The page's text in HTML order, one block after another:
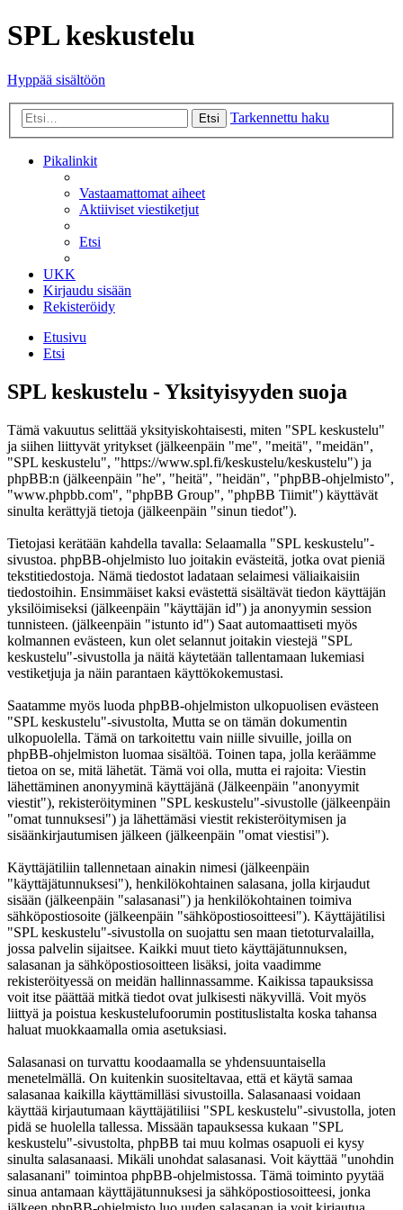
SPL keskustelu
Hyppää sisältöön
Etsi Tarkennettu haku
Pikalinkit
Vastaamattomat aiheet
Aktiiviset viestiketjut
Etsi
UKK
Kirjaudu sisään
Rekisteröidy
Etusivu
Etsi
SPL keskustelu - Yksityisyyden suoja
Tämä vakuutus selittää yksityiskohtaisesti, miten "SPL keskustelu"
ja siihen liittyvät yritykset (jälkeenpäin "me", "meitä", "meidän",
"SPL keskustelu", "https://www.spl.fi/keskustelu/keskustelu") ja
phpBB:n (jälkeenpäin "he", "heitä", "heidän", "phpBB-ohjelmisto",
"www.phpbb.com", "phpBB Group", "phpBB Tiimit") käyttävät
sinulta kerättyjä tietoja (jälkeenpäin "sinun tiedot").
Tietojasi kerätään kahdella tavalla: Selaamalla "SPL keskustelu"-
sivustoa. phpBB-ohjelmisto luo joitakin evästeitä, jotka ovat pieniä
tekstitiedostoja. Nämä tiedostot ladataan selaimesi väliaikaisiin
tiedostoihin. Ensimmäiset kaksi evästettä sisältävät tiedon käyttäjän
yksilöimiseksi (jälkeenpäin "käyttäjän id") ja anonyymin session
tunnisteen. (jälkeenpäin "istunto id") Saat automaattiseti myös
kolmannen evästeen, kun olet selannut joitakin viestejä "SPL
keskustelu"-sivustolla ja näitä käytetään tallentamaan lukemiasi
vestiketjuja ja näin parantaen käyttökokemustasi.
Saatamme myös luoda phpBB-ohjelmiston ulkopuolisen evästeen
"SPL keskustelu"-sivustolta, Mutta se on tämän dokumentin
ulkopuolella. Tämä on tarkoitettu vain niille sivuille, joilla on
phpBB-ohjelmiston luomaa sisältöä. Toinen tapa, jolla keräämme
tietoa on se, mitä lähetät. Tämä voi olla, mutta ei rajoita: Viestin
lähettäminen anonyyminä käyttäjänä (Jälkeenpäin "anonyymit
viestit"), rekisteröityminen "SPL keskustelu"-sivustolle (jälkeenpäin
"omat tunnuksesi") ja lähettämäsi viestit rekisteröitymisen ja
sisäänkirjautumisen jälkeen (jälkeenpäin "omat viestisi").
Käyttäjätiliin tallennetaan ainakin nimesi (jälkeenpäin
"käyttäjätunnuksesi"), henkilökohtainen salasana, jolla kirjaudut
sisään (jälkeenpäin "salasanasi") ja henkilökohtainen toimiva
sähköpostiosoite (jälkeenpäin "sähköpostiosoitteesi"). Käyttäjätilisi
"SPL keskustelu"-sivustolla on suojattu sen maan tietoturvalailla,
jossa palvelin sijaitsee. Kaikki muut tieto käyttäjätunnuksen,
salasanan ja sähköpostiosoitteen lisäksi, joita vaadimme
rekisteröityessä on meidän hallinnassamme. Kaikissa tapauksissa
voit itse päättää mitkä tiedot ovat julkisesti näkyvillä. Voit myös
liittyä ja poistua keskustelufoorumin postituslistalta koska tahansa
haluat muokkaamalla omia asetuksiasi.
Salasanasi on turvattu koodaamalla se yhdensuuntaisella
menetelmällä. On kuitenkin suositeltavaa, että et käytä samaa
salasanaa kaikilla käyttämilläsi sivustoilla. Salasanaasi voidaan
käyttää kirjautumaan käyttäjätiliisi "SPL keskustelu"-sivustolla, joten
pidä se huolella tallessa. Missään tapauksessa kukaan "SPL
keskustelu"-sivustolta, phpBB tai muu kolmas osapuoli ei kysy
sinulta salasanaasi. Mikäli unohdat salasanasi. Voit käyttää "unohdin
salasanani" toimintoa phpBB-ohjelmistossa. Tämä toiminto pyytää
sinua antamaan käyttäjätunnuksesi ja sähköpostiosoitteesi, jonka